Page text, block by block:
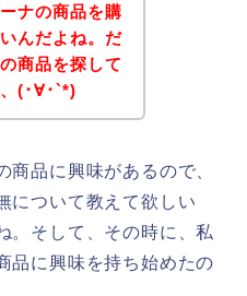
ナの商品を購
んだよね。だ
商品を探して
、(･∀･`*)
商品に興味があるので、
について教えて欲しい
。そして、その時に、私
品に興味を持ち始めたの